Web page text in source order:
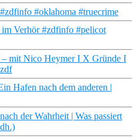
#oklahoma #truecrime
Verhör #zdfinfo #pelicot
mit Nico Heymer I X Gründe I
Hafen nach dem anderen |
der Wahrheit | Was passiert